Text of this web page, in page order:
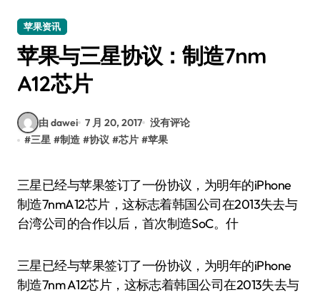
苹果资讯
苹果与三星协议：制造7nm
A12芯片
由 dawei 7 月 20, 2017 没有评论
#三星 #制造 #协议 #芯片 #苹果
三星已经与苹果签订了一份协议，为明年的iPhone
制造7nmA12芯片，这标志着韩国公司在2013失去与
台湾公司的合作以后，首次制造SoC。什
三星已经与苹果签订了一份协议，为明年的iPhone
制造7nm A12芯片，这标志着韩国公司在2013失去与